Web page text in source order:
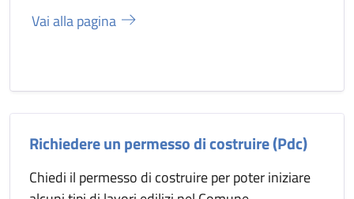
Vai alla pagina
Richiedere un permesso di costruire (Pdc)
Chiedi il permesso di costruire per poter iniziare